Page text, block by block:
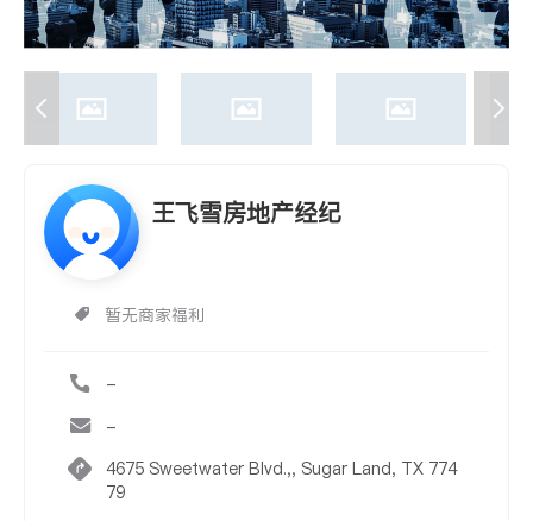
王飞雪房地产经纪
暂无商家福利
-
-
4675 Sweetwater Blvd.,, Sugar Land, TX 774
79